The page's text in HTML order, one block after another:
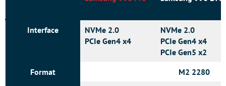
Interface
NVMe 2.0
PCIe Gen4 x4
NVMe 2.0
PCIe Gen4 x4
PCIe Gen5 x2
Format
M2 2280